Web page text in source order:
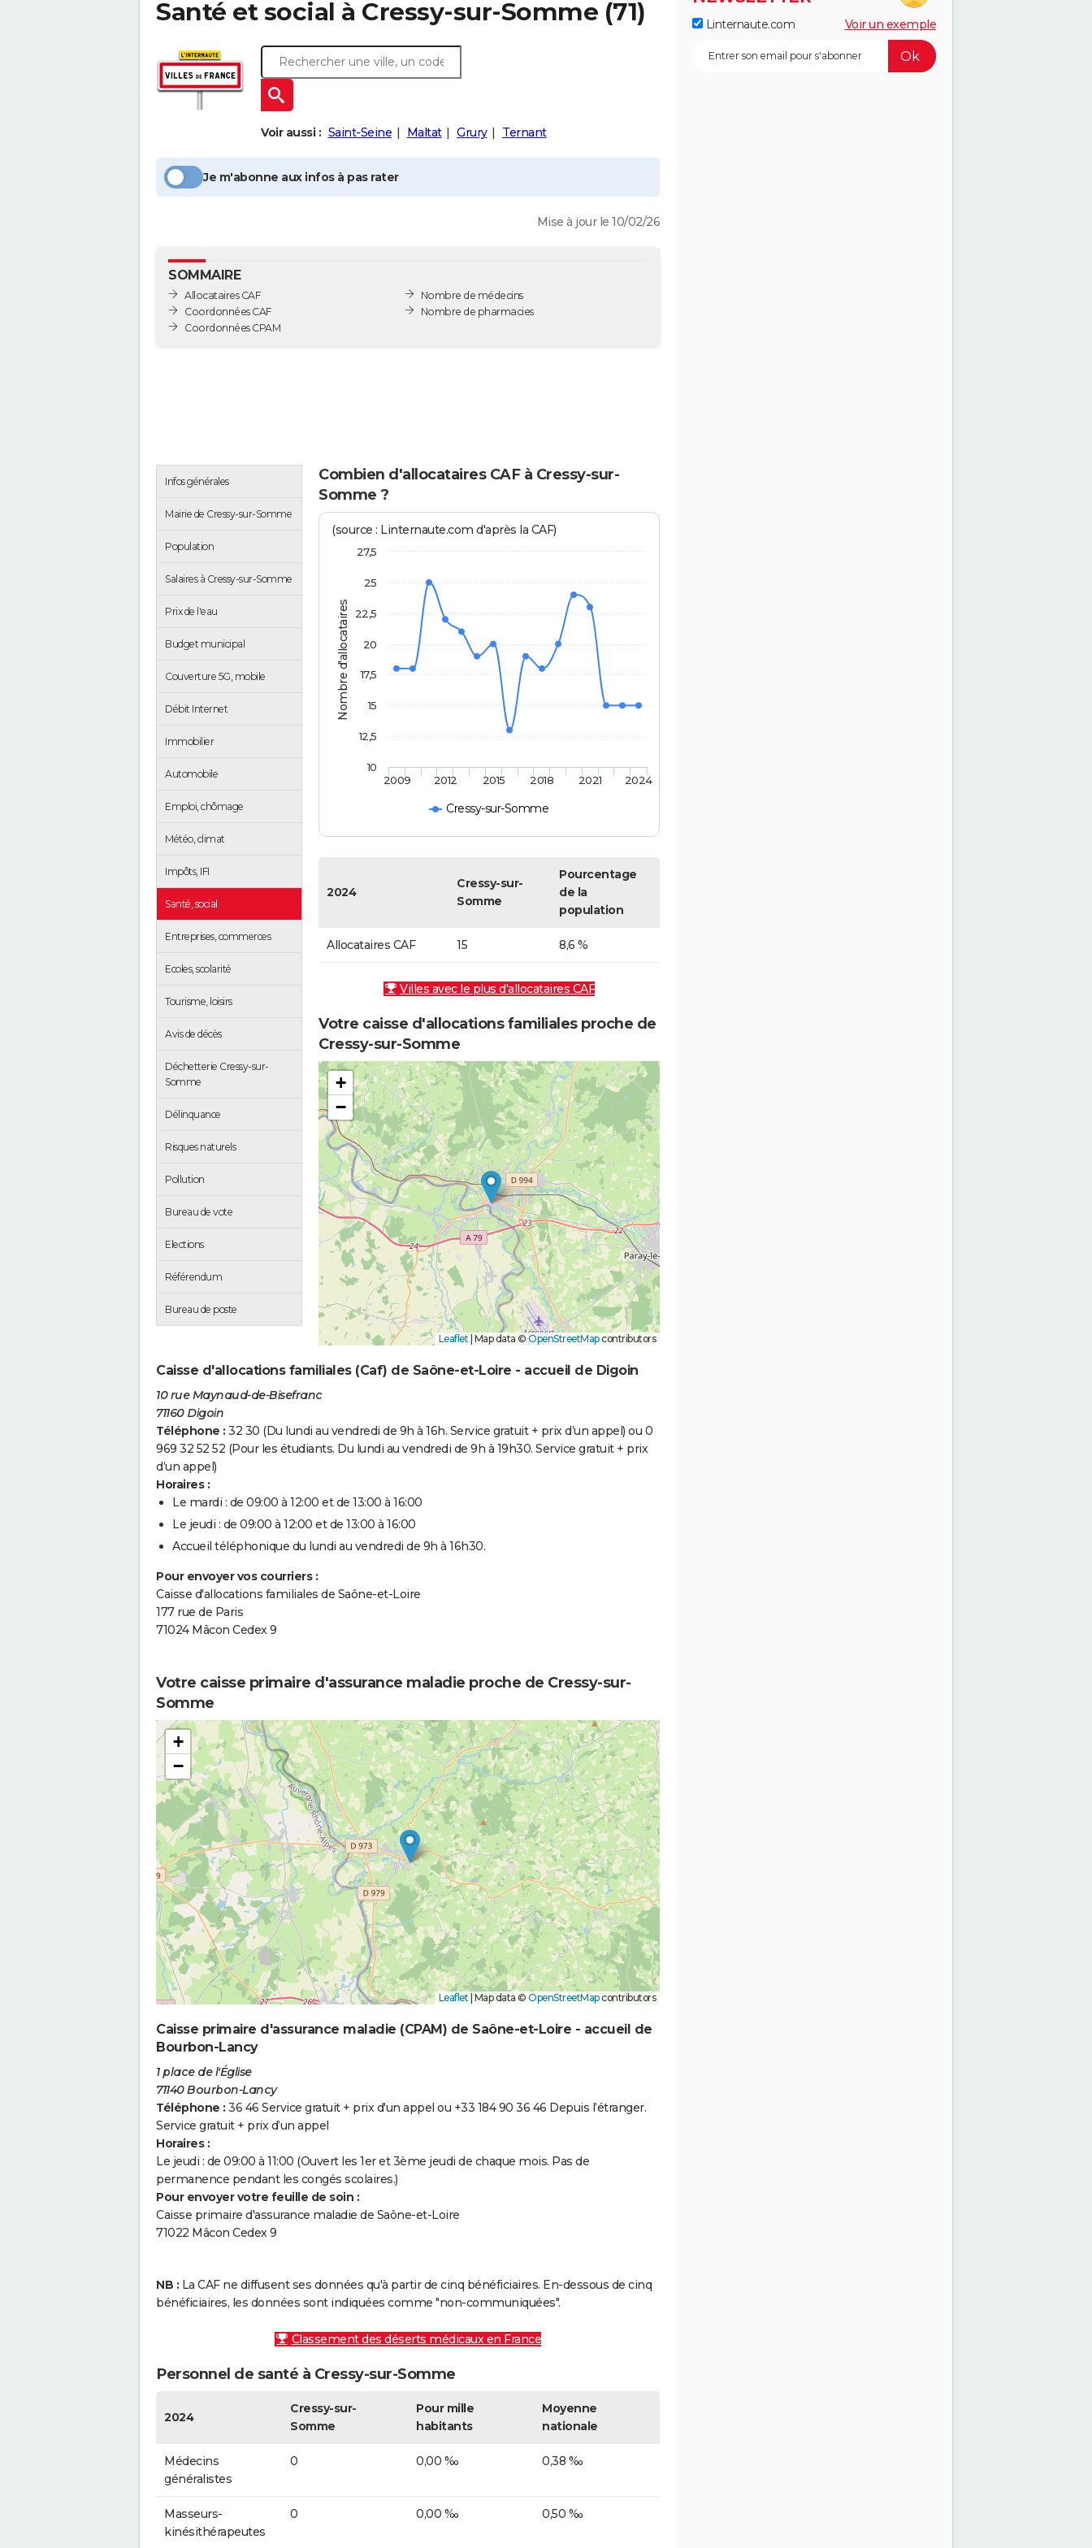
Santé et social à Cressy-sur-Somme (71)
Voir aussi : Saint-Seine Maltat Grury Ternant
Je m'abonne aux infos à pas rater
Mise à jour le 10/02/26
SOMMAIRE
Allocataires CAF
Coordonnées CAF
Coordonnées CPAM
Nombre de médecins
Nombre de pharmacies
Infos générales
Mairie de Cressy-sur-Somme
Population
Salaires à Cressy-sur-Somme
Prix de l'eau
Budget municipal
Couverture 5G, mobile
Débit Internet
Immobilier
Automobile
Emploi, chômage
Météo, climat
Impôts, IFI
Santé, social
Entreprises, commerces
Ecoles, scolarité
Tourisme, loisirs
Avis de décès
Déchetterie Cressy-sur-
Somme
Délinquance
Risques naturels
Pollution
Bureau de vote
Elections
Référendum
Bureau de poste
Combien d'allocataires CAF à Cressy-sur-
Somme ?
Nombre d'allocataires
(source : Linternaute.com d'après la CAF)
Cressy-sur-Somme
2009 2012 2015 2018 2021 2024
10
12,5
15
17,5
20
22,5
25
27,5
2024
Cressy-sur-
Somme
Pourcentage
de la
population
Allocataires CAF 15 8,6 %
Villes avec le plus d'allocataires CAF
Votre caisse d'allocations familiales proche de
Cressy-sur-Somme
+
−
Leaflet Map data ©OpenStreetMapcontributors
Caisse d'allocations familiales (Caf) de Saône-et-Loire - accueil de Digoin
10 rue Maynaud-de-Bisefranc
71160 Digoin
Téléphone : 32 30 (Du lundi au vendredi de 9h à 16h. Service gratuit + prix d’un appel) ou 0
969 32 52 52 (Pour les étudiants. Du lundi au vendredi de 9h à 19h30. Service gratuit + prix
d’un appel)
Horaires :
Le mardi : de 09:00 à 12:00 et de 13:00 à 16:00
Le jeudi : de 09:00 à 12:00 et de 13:00 à 16:00
Accueil téléphonique du lundi au vendredi de 9h à 16h30.
Pour envoyer vos courriers :
Caisse d'allocations familiales de Saône-et-Loire
177 rue de Paris
71024 Mâcon Cedex 9
Votre caisse primaire d'assurance maladie proche de Cressy-sur-
Somme
+
−
Leaflet Map data © OpenStreetMapcontributors
Caisse primaire d'assurance maladie (CPAM) de Saône-et-Loire - accueil de
Bourbon-Lancy
1 place de l'Église
71140 Bourbon-Lancy
Téléphone : 36 46 Service gratuit + prix d'un appel ou +33 184 90 36 46 Depuis l’étranger.
Service gratuit + prix d’un appel
Horaires :
Le jeudi : de 09:00 à 11:00 (Ouvert les 1er et 3ème jeudi de chaque mois. Pas de
permanence pendant les congés scolaires.)
Pour envoyer votre feuille de soin :
Caisse primaire d'assurance maladie de Saône-et-Loire
71022 Mâcon Cedex 9
NB : La CAF ne diffusent ses données qu'à partir de cinq bénéficiaires. En-dessous de cinq
bénéficiaires, les données sont indiquées comme "non-communiquées".
Classement des déserts médicaux en France
Personnel de santé à Cressy-sur-Somme
2024
Cressy-sur-
Somme
Pour mille
habitants
Moyenne
nationale
Médecins
généralistes
0 0,00 ‰ 0,38 ‰
Masseurs-
kinésithérapeutes
0 0,00 ‰ 0,50 ‰
Linternaute.com Voir un exemple